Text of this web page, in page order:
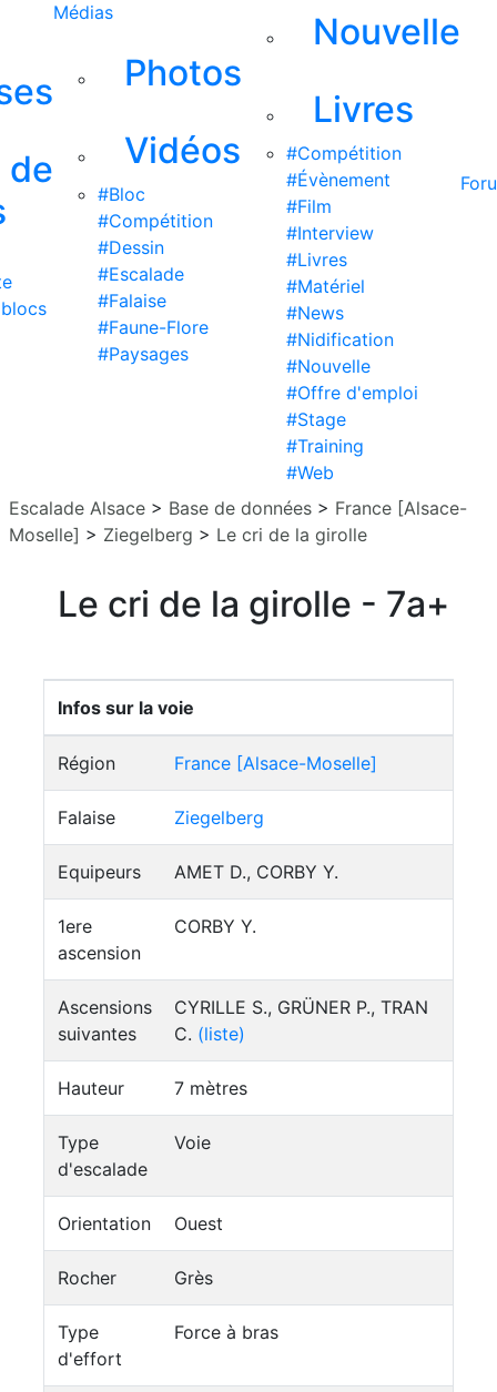
de
Médias
Photos
Vidéos
#Bloc
#Compétition
#Dessin
#Escalade
#Falaise
#Faune-Flore
#Paysages
Nouvelle
Livres
#Compétition
#Évènement
#Film
#Interview
#Livres
#Matériel
#News
#Nidification
#Nouvelle
#Offre d'emploi
#Stage
#Training
#Web
Escalade Alsace > Base de données > France [Alsace-
Moselle] > Ziegelberg > Le cri de la girolle
Le cri de la girolle - 7a+
Infos sur la voie
Région France [Alsace-Moselle]
Falaise Ziegelberg
Equipeurs AMET D., CORBY Y.
1ere
ascension
CORBY Y.
Ascensions
suivantes
CYRILLE S., GRÜNER P., TRAN
C. (liste)
Hauteur 7 mètres
Type
d'escalade
Voie
Orientation Ouest
Rocher Grès
Type
d'effort
Force à bras